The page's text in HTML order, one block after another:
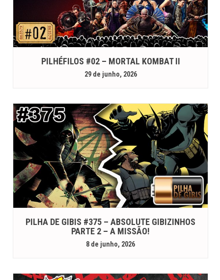
PILHÉFILOS #02 – MORTAL KOMBAT II
29 de junho, 2026
PILHA DE GIBIS #375 – ABSOLUTE GIBIZINHOS
PARTE 2 – A MISSÃO!
8 de junho, 2026